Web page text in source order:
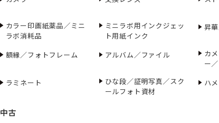
カラー印画紙薬品／ミニ
ラボ消耗品
ミニラボ用インクジェッ
ト用紙インク
昇
額縁／フォトフレーム アルバム／ファイル
カ
ー
ラミネート
ひな段／証明写真／スク
ールフォト資材
ハ
中古